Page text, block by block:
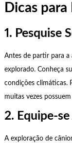
Dicas
1. Pesquise
Antes de partir para a
explorado. Conheça
condições climáticas.
muitas vezes
2. Equipe-
A exploração de